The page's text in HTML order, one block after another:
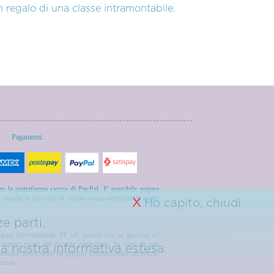
di una classe intramontabile.
Pagamenti:
la piattaforma sicura di PayPal. E' possibile pagare
la tua carta di credito senza necessità di aprire
Internazionale TF srl, società che ne gestisce ed
evasi dal fiorista medesimo. In caso di sua
asssicurato da gruppo internazionale attraverso
parti.
nostra informativa estesa.
XHo capito, chiudi